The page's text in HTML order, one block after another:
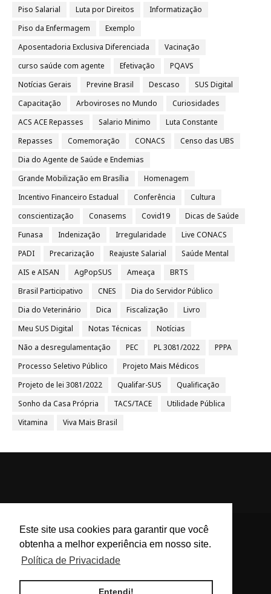
Este site usa cookies para garantir que você
obtenha a melhor experiência em nosso site.
Política de Privacidade
Entendi!
Piso Salarial
Luta por Direitos
Informatização
Piso da Enfermagem
Exemplo
Aposentadoria Exclusiva Diferenciada
Vacinação
curso saúde com agente
Efetivação
PQAVS
Notícias Gerais
Previne Brasil Descaso
SUS Digital
Capacitação
Arboviroses no Mundo
Curiosidades
ACS ACE Repasses
Salario Minimo
Luta Constante
Repasses
Comemoração CONACS
Censo das UBS
Dia do Agente de Saúde e Endemias
Grande Mobilização em Brasília
Homenagem
Incentivo Financeiro Estadual
Conferência
Cultura
conscientização
Conasems Covid19
Dicas de Saúde
Funasa
Indenização Irregularidade
Live CONACS
PADI
Precarização Reajuste Salarial
Saúde Mental
AIS e AISAN
AgPopSUS Ameaça
BRTS
Brasil Participativo
CNES
Dia do Servidor Público
Dia do Veterinário
Dica Fiscalização
Livro
Meu SUS Digital
Notas Técnicas
Notícias
Não a desregulamentação
PEC PL 3081/2022
PPPA
Processo Seletivo Público
Projeto Mais Médicos
Projeto de lei 3081/2022
Qualifar-SUS
Qualificação
Sonho da Casa Própria
TACS/TACE
Utilidade Pública
Vitamina
Viva Mais Brasil
ACS e ACE Brasil - Agentes
Comunitários de Saúde e